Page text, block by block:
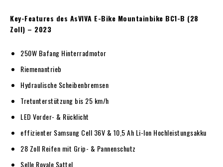
Key-Features des AsVIVA E-Bike Mountainbike BC1-B (28
Zoll) – 2023
250W Bafang Hinterradmotor
Riemenantrieb
Hydraulische Scheibenbremsen
Tretunterstützung bis 25 km/h
LED Vorder- & Rücklicht
effizienter Samsung Cell 36V & 10,5 Ah Li-Ion Hochleistungsakku
28 Zoll Reifen mit Grip- & Pannenschutz
Selle Royale Sattel